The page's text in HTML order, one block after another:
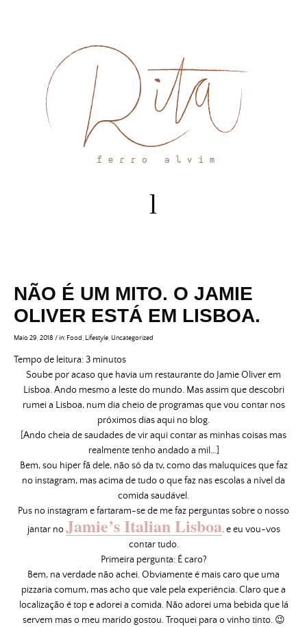
NÃO É UM MITO. O JAMIE
OLIVER ESTÁ EM LISBOA.
Maio 29, 2018 /in: Food Lifestyle Uncategorized
Tempo de leitura:3 minutos
Soube por acaso que havia um restaurante do Jamie Oliver em
Lisboa. Ando mesmo a leste do mundo. Mas assim que descobri
rumei a Lisboa, num dia cheio de programas que vou contar nos
próximos dias aqui no blog.
[Ando cheia de saudades de vir aqui contar as minhas coisas mas
realmente tenho andado a mil…]
Bem, sou hiper fã dele, não só da tv, como das maluquices que faz
no instagram, mas acima de tudo o que faz nas escolas a nível da
comida saudável.
Pus no instagram e fartaram-se de me faz perguntas sobre o nosso
jantar noJamie’s Italian Lisboa. e eu vou-vos
contar tudo.
Primeira pergunta: É caro?
Bem, na verdade não achei. Obviamente é mais caro que uma
pizzaria comum, mas acho que vale pela experiência. Claro que a
localização é top e adorei a comida. Não adorei uma bebida que lá
servem mas o meu marido gostou. Troquei para o vinho tinto. 😉